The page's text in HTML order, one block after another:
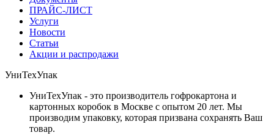
ПРАЙС-ЛИСТ
Услуги
Новости
Статьи
Акции и распродажи
УниТехУпак
УниТехУпак - это производитель гофрокартона и
картонных коробок в Москве с опытом 20 лет. Мы
производим упаковку, которая призвана сохранять Ваш
товар.